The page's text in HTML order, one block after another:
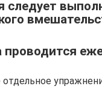
следует
проводится